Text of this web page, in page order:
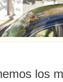
los